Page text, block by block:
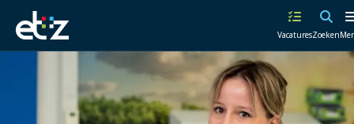
Werken
bij
ETZ
Elisabeth-
VacaturesZoeken